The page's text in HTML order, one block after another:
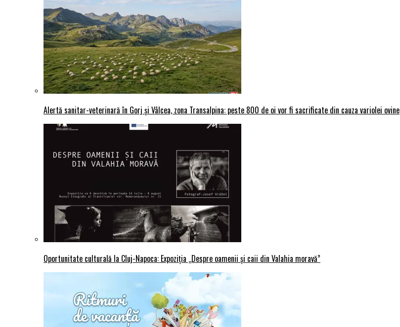
Alertă sanitar-veterinară în Gorj și Vâlcea, zona Transalpina: peste 800 de oi vor fi sacrificate din cauza variolei ovine
Oportunitate culturală la Cluj-Napoca: Expoziția „Despre oamenii și caii din Valahia moravă”